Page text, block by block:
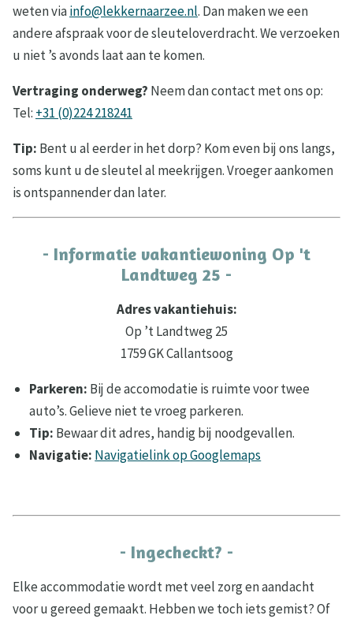
weten viainfo@lekkernaarzee.nl. Dan maken we een
andere afspraak voor de sleuteloverdracht. We verzoeken
u niet ’s avonds laat aan te komen.
Vertraging onderweg? Neem dan contact met ons op:
Tel: +31 (0)224 218241
Tip: Bent u al eerder in het dorp? Kom even bij ons langs,
soms kunt u de sleutel al meekrijgen. Vroeger aankomen
is ontspannender dan later.
- Informatie vakantiewoning Op 't
Landtweg 25 -
Adres vakantiehuis:
Op ’t Landtweg 25
1759 GK Callantsoog
Parkeren: Bij de accomodatie is ruimte voor twee
auto’s. Gelieve niet te vroeg parkeren.
Tip: Bewaar dit adres, handig bij noodgevallen.
Navigatie: Navigatielink op Googlemaps
- Ingecheckt? -
Elke accommodatie wordt met veel zorg en aandacht
voor u gereed gemaakt. Hebben we toch iets gemist? Of